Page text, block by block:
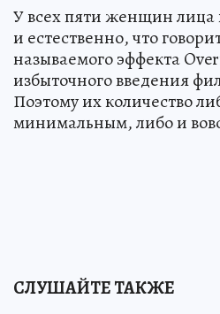
У всех пяти женщин лица
и естественно, что
называемого эффекта
избыточного введения
Поэтому их количество
минимальным, либо и
СЛУШАЙТЕ ТАКЖЕ